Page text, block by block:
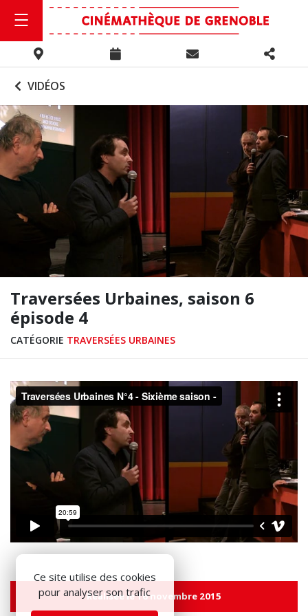
VIDÉOS
Traversées Urbaines, saison 6
épisode 4
CATÉGORIE TRAVERSÉES URBAINES
Réalisée le 16 novembre 2015
Ce site utilise des cookies
pour analyser son trafic